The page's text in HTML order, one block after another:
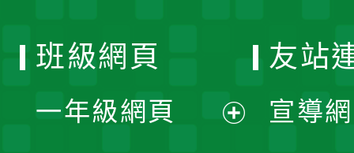
班級網頁
一年級網頁
友站
宣導